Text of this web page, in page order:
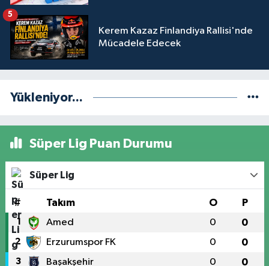
Kerem Kazaz Finlandiya Rallisi'nde
Mücadele Edecek
5
Yükleniyor...
Süper Lig Puan Durumu
Süper Lig
# Takım O P
1 Amed 0 0
2 Erzurumspor FK 0 0
3 Başakşehir 0 0